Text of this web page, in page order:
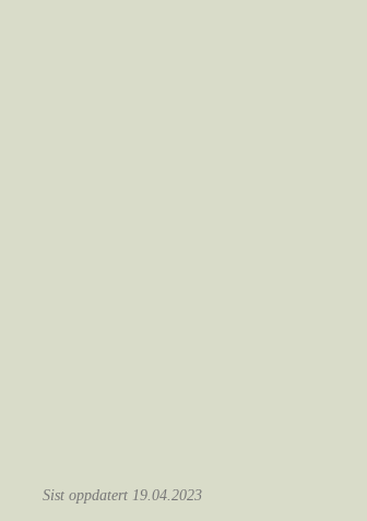
Sist oppdatert 19.04.2023